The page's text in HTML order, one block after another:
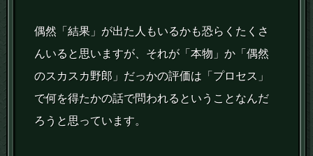
偶然「結果」が出た人もいるかも恐らくたくさ
んいると思いますが、それが「本物」か「偶然
のスカスカ野郎」だっかの評価は「プロセス」
で何を得たかの話で問われるということなんだ
ろうと思っています。